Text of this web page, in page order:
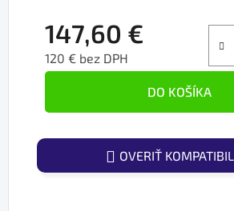
147,60 €
120 € bez DPH
DO KOŠÍKA
OVERIŤ